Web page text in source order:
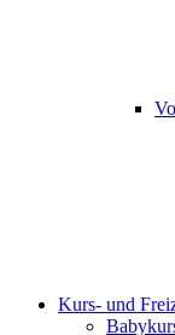
Kurs- und